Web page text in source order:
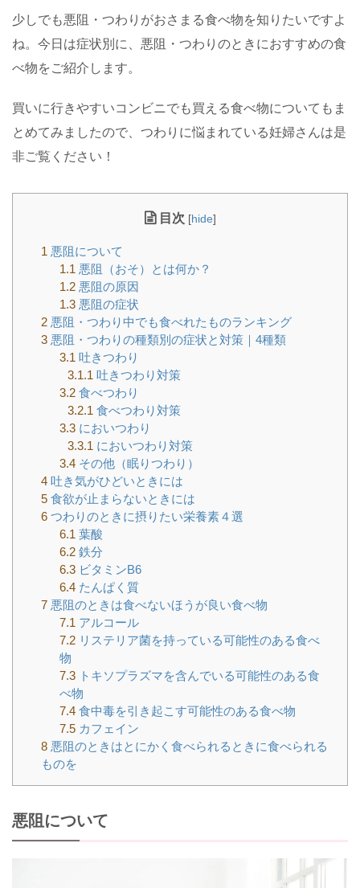
少しでも悪阻・つわりがおさまる食べ物を知りたいですよ
ね。今日は症状別に、悪阻・つわりのときにおすすめの食
べ物をご紹介します。
買いに行きやすいコンビニでも買える食べ物についてもま
とめてみましたので、つわりに悩まれている妊婦さんは是
非ご覧ください！
目次 [hide]
1 悪阻について
1.1 悪阻（おそ）とは何か？
1.2悪阻の原因
1.3悪阻の症状
2 悪阻・つわり中でも食べれたものランキング
3 悪阻・つわりの種類別の症状と対策｜4種類
3.1 吐きつわり
3.1.1 吐きつわり対策
3.2食べつわり
3.2.1 食べつわり対策
3.3においつわり
3.3.1 においつわり対策
3.4その他（眠りつわり）
4 吐き気がひどいときには
5 食欲が止まらないときには
6 つわりのときに摂りたい栄養素４選
6.1 葉酸
6.2鉄分
6.3ビタミンB6
6.4たんぱく質
7 悪阻のときは食べないほうが良い食べ物
7.1 アルコール
7.2リステリア菌を持っている可能性のある食べ
物
7.3トキソプラズマを含んでいる可能性のある食
べ物
7.4食中毒を引き起こす可能性のある食べ物
7.5カフェイン
8 悪阻のときはとにかく食べられるときに食べられる
ものを
悪阻について